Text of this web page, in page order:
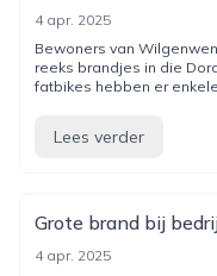
4 apr. 2025
Bewoners van
reeks brandjes in die
fatbikes hebben er
Lees verder
Grote brand bij
4 apr. 2025